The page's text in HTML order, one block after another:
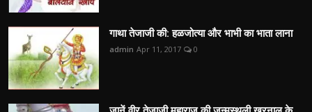
गाथा तेजाजी की: हळजोत्या और भाभी का भाता लाना
admin Apr 11, 2017 0